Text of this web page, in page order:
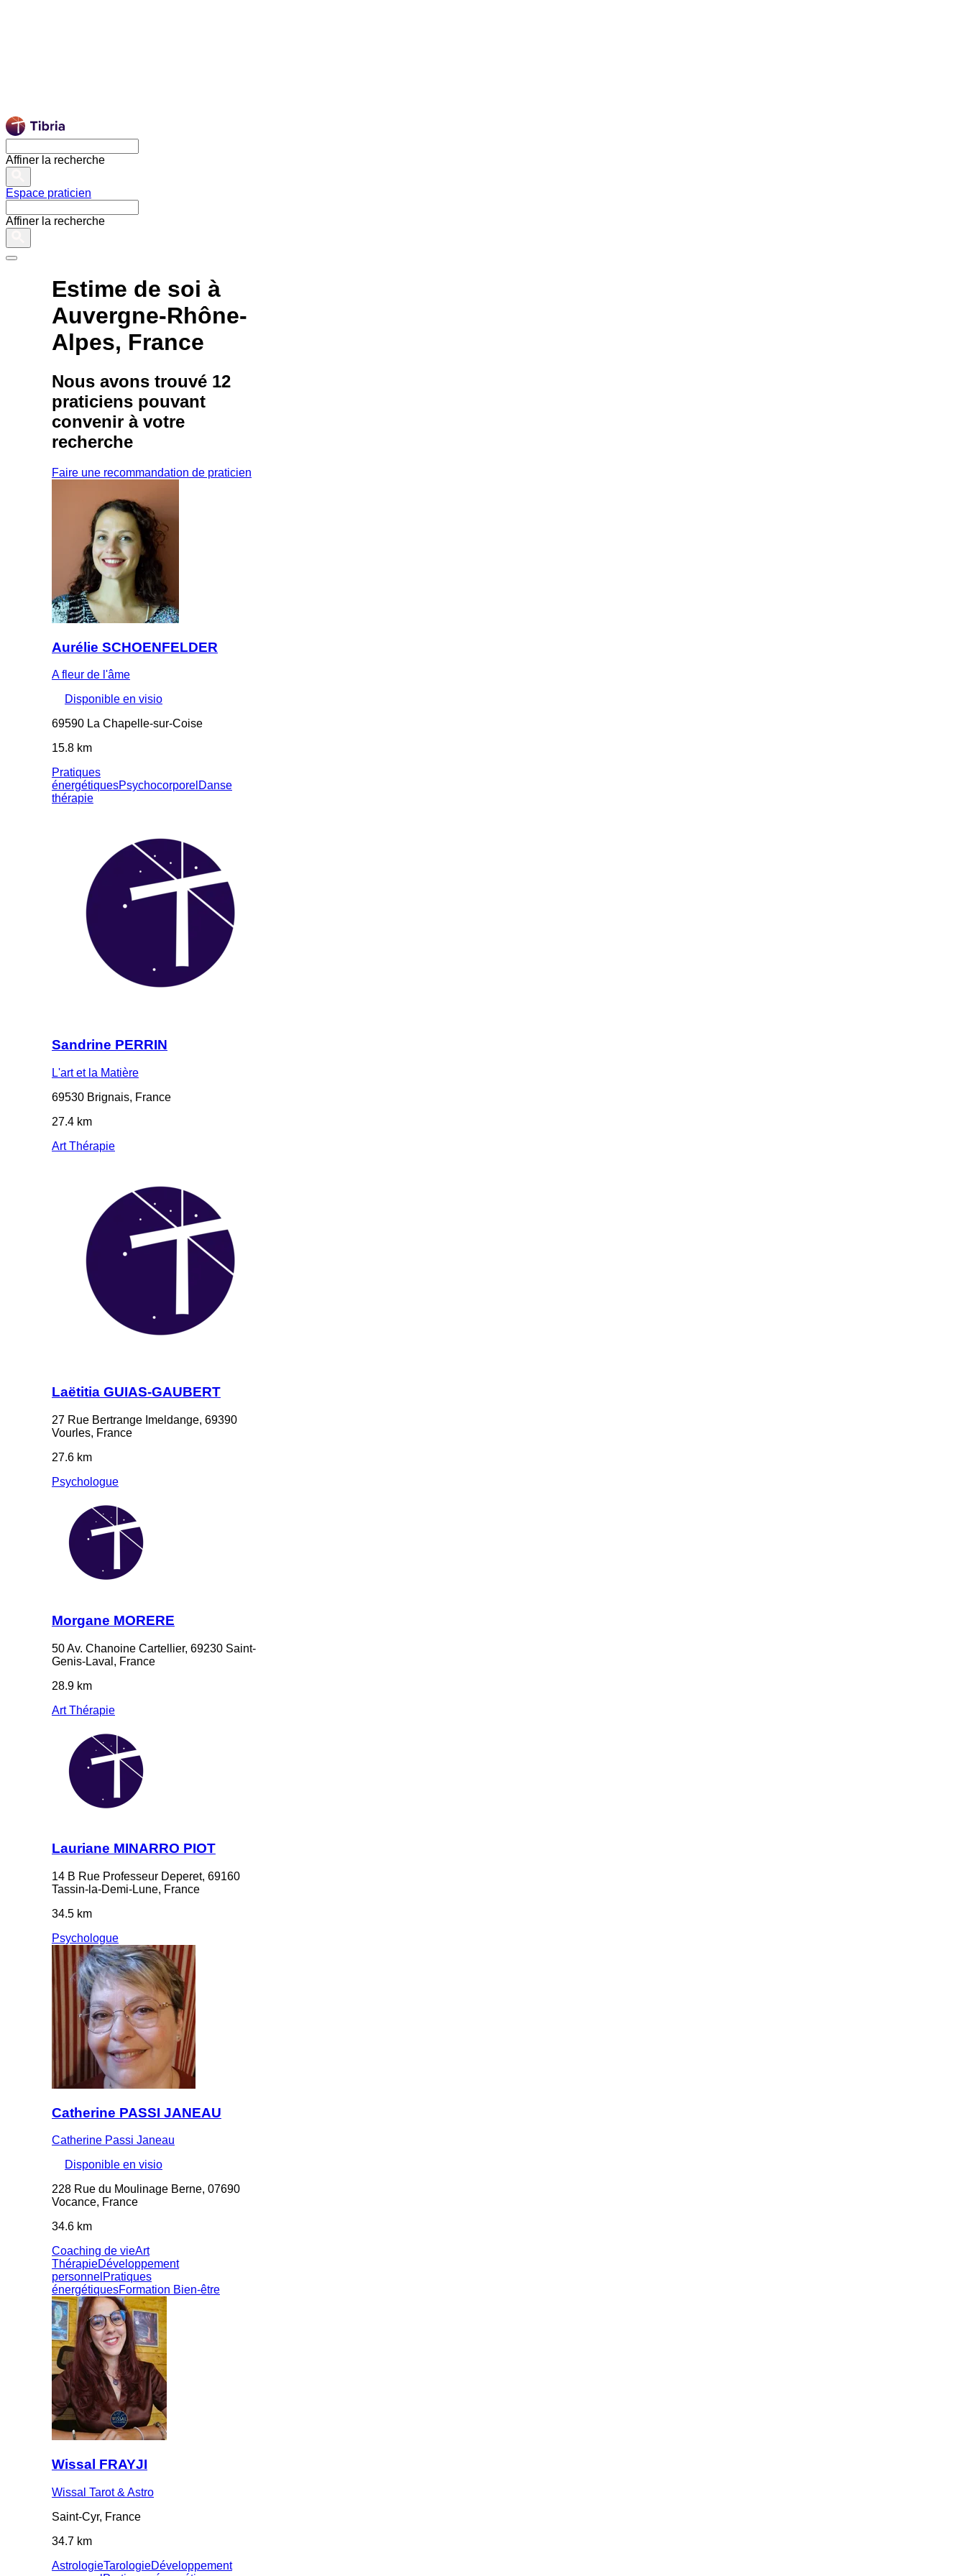
Affiner la recherche
Espace praticien
Affiner la recherche
Estime de soi à
Auvergne-Rhône-
Alpes, France
Nous avons trouvé 12
praticiens pouvant
convenir à votre
recherche
Faire une recommandation de praticien
Aurélie SCHOENFELDER
A fleur de l'âme
Disponible en visio
69590 La Chapelle-sur-Coise
15.8 km
Pratiques
énergétiquesPsychocorporel Danse
thérapie
Sandrine PERRIN
L'art et la Matière
69530 Brignais, France
27.4 km
Art Thérapie
Laëtitia GUIAS-GAUBERT
27 Rue Bertrange Imeldange, 69390
Vourles, France
27.6 km
Psychologue
Morgane MORERE
50 Av. Chanoine Cartellier, 69230 Saint-
Genis-Laval, France
28.9 km
Art Thérapie
Lauriane MINARRO PIOT
14 B Rue Professeur Deperet, 69160
Tassin-la-Demi-Lune, France
34.5 km
Psychologue
Catherine PASSI JANEAU
Catherine Passi Janeau
Disponible en visio
228 Rue du Moulinage Berne, 07690
Vocance, France
34.6 km
Coaching de vieArt
ThérapieDéveloppement
personnel Pratiques
énergétiquesFormation Bien-être
Wissal FRAYJI
Wissal Tarot & Astro
Saint-Cyr, France
34.7 km
AstrologieTarologieDéveloppement